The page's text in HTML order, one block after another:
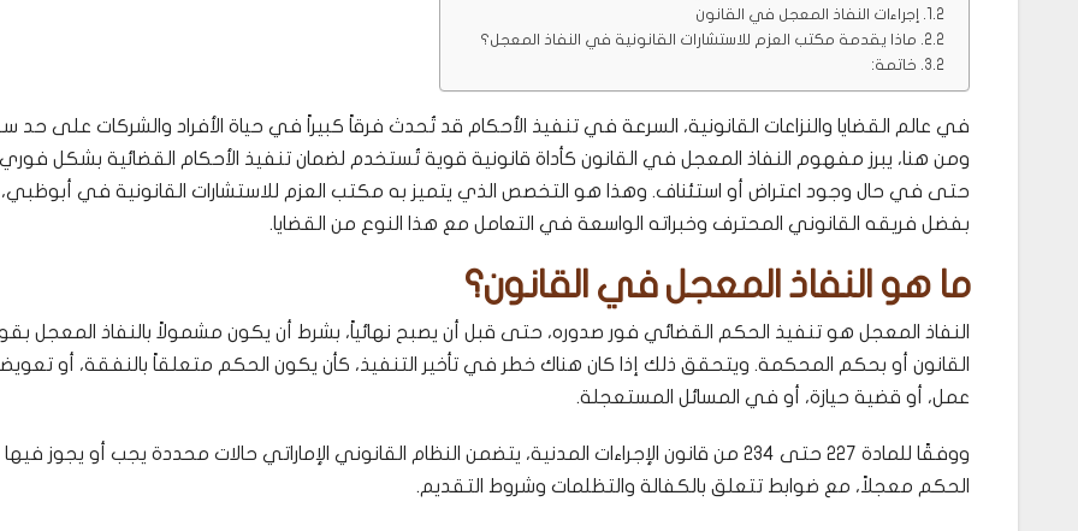
إجراءات النفاذ المعجل في القانون
ماذا يقدمة مكتب العزم للاستشارات القانونية في النفاذ المعجل؟
خاتمة:
في عالم القضايا والنزاعات القانونية، السرعة في تنفيذ الأحكام قد تُحدث فرقاً كبيراً في حياة الأفراد والشركات على حد
ومن هنا، يبرز مفهوم النفاذ المعجل في القانون كأداة قانونية قوية تُستخدم لضمان تنفيذ الأحكام القضائية بشكل
حتى في حال وجود اعتراض أو استئناف. وهذا هو التخصص الذي يتميز به مكتب العزم للاستشارات القانونية في أبوظبي،
بفضل فريقه القانوني المحترف وخبراته الواسعة في التعامل مع هذا النوع من القضايا.
ما هو النفاذ المعجل في القانون؟
النفاذ المعجل هو تنفيذ الحكم القضائي فور صدوره، حتى قبل أن يصبح نهائياً، بشرط أن يكون مشمولاً بالنفاذ المعجل
القانون أو بحكم المحكمة. ويتحقق ذلك إذا كان هناك خطر في تأخير التنفيذ، كأن يكون الحكم متعلقاً بالنفقة، أو
عمل، أو قضية حيازة، أو في المسائل المستعجلة.
ووفقًا للمادة 227 حتى 234 من قانون الإجراءات المدنية، يتضمن النظام القانوني الإماراتي حالات محددة يجب أو يجوز
الحكم معجلاً، مع ضوابط تتعلق بالكفالة والتظلمات وشروط التقديم.